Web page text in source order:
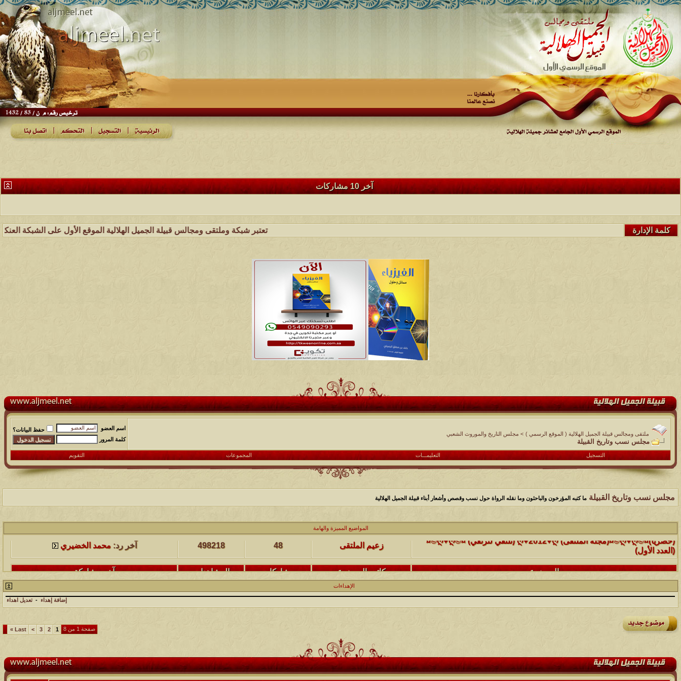
آخر 10 مشاركات
تعتبر شبكة وملتقى ومجالس قبيلة الجميل الهلالية الموقع الأول على الشبكة العنكبوتية الذي كلمة الإدارة
ملتقى ومجالس قبيلة الجميل الهلالية ( الموقع الرسمي ) > مجلس التاريخ والموروث الشعبي
مجلس نسب وتاريخ القبيلة
اسم العضو
حفظ البيانات؟
كلمة المرور
التسجيل التعليمـــات المجموعات التقويم
مجلس نسب وتاريخ القبيلة ما كتبه المؤرخون والباحثون وما نقله الرواة حول نسب وقصص وأشعار أبناء قبيلة الجميل الهلالية
المواضيع المميزة والهامة
(العدد الأول)
زعيم الملتقى 48
498218 آخر رد:محمد الخضيري
الموضوع كاتب الموضوع مشاركات المشاهدات
آخر مشاركة
@@الملك@@ 17
231698 آخر رد:محمد الخضيري
الموضوع كاتب الموضوع مشاركات المشاهدات
آخر مشاركة
حافز يستثني وساهريعم ويشمل؟
محمد الخضيري
كاتب الموضوع
إثـبت وجـودك , لآتقرأ وترحل ,شآرك بـ رد أو موضوع !!
الميآسية 27
97415 آخر رد:محمد الخضيري
الإهداءات
إضافة إهداء - تعديل اهداء
صفحة 1 من 8 1
2
3
>
Last
»